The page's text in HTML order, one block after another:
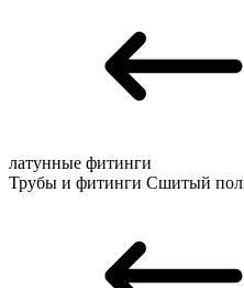
латунные фитинги
Трубы и фитинги Сшитый